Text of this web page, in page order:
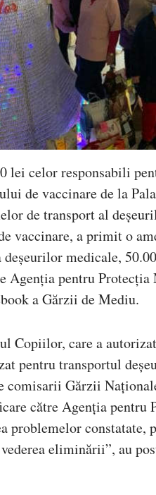
lei celor responsabili
de vaccinare de la
de transport al
vaccinare, a primit o
medicale,
Agenția pentru
a Gărzii de Mediu.
Copiilor, care a
pentru transportul
comisarii Gărzii
către Agenția
problemelor constatate,
eliminării”, au